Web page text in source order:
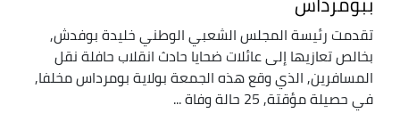
تقدمت رئيسة المجلس الشعبي الوطني خليدة بوفدش,
بخالص تعازيها إلى عائلات ضحايا حادث انقلاب حافلة نقل
المسافرين, الذي وقع هذه الجمعة بولاية بومرداس مخلفا,
في حصيلة مؤقتة, 25 حالة وفاة ...